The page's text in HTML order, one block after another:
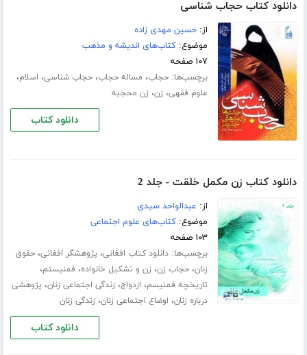
دانلود کتاب حجاب شناسی
از:حسین مهدی زاده
موضوع:کتاب‌های اندیشه و مذهب
۱۰۷ صفحه
برچسب‌ها:حجاب، مساله حجاب،حجاب شناسی، اسلام،
علوم فقهی، زن، زن محجبه
دانلود کتاب
دانلود کتاب زن مکمل خلقت - جلد 2
از: عبدالواحد سیدی
موضوع:کتاب‌های علوم اجتماعی
۱۰۳ صفحه
برچسب‌ها:دانلود کتاب افغانی، پژوهشگر افغانی،حقوق
زنان،حجاب زن، زن و تشکیل خانواده، فمنیستم،
تاریخچه فمنیسم، ازدواج، زندگی اجتماعی زنان، پژوهشی
درباره زنان، اوضاع اجتماعی زنان، زندگی زنان
دانلود کتاب